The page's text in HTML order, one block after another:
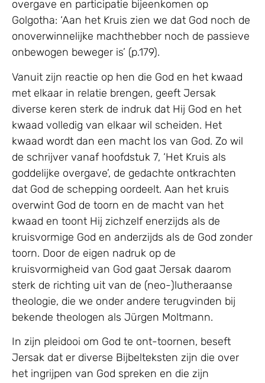
overgave en participatie bijeenkomen op
Golgotha: ‘Aan het Kruis zien we dat God noch de
onoverwinnelijke machthebber noch de passieve
onbewogen beweger is’ (p.179).
Vanuit zijn reactie op hen die God en het kwaad
met elkaar in relatie brengen, geeft Jersak
diverse keren sterk de indruk dat Hij God en het
kwaad volledig van elkaar wil scheiden. Het
kwaad wordt dan een macht los van God. Zo wil
de schrijver vanaf hoofdstuk 7, ‘Het Kruis als
goddelijke overgave’, de gedachte ontkrachten
dat God de schepping oordeelt. Aan het kruis
overwint God de toorn en de macht van het
kwaad en toont Hij zichzelf enerzijds als de
kruisvormige God en anderzijds als de God zonder
toorn. Door de eigen nadruk op de
kruisvormigheid van God gaat Jersak daarom
sterk de richting uit van de (neo-)lutheraanse
theologie, die we onder andere terugvinden bij
bekende theologen als Jürgen Moltmann.
In zijn pleidooi om God te ont-toornen, beseft
Jersak dat er diverse Bijbelteksten zijn die over
het ingrijpen van God spreken en die zijn